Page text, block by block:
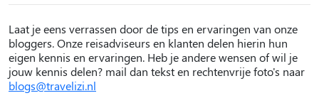
Laat je eens verrassen door de tips en ervaringen van onze
bloggers. Onze reisadviseurs en klanten delen hierin hun
eigen kennis en ervaringen. Heb je andere wensen of wil je
jouw kennis delen? mail dan tekst en rechtenvrije foto's naar
blogs@travelizi.nl